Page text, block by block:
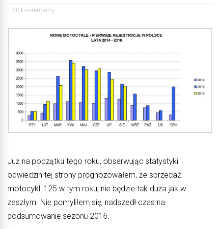
20 komentarzy
Już na początku tego roku, obserwując statystyki
odwiedzin tej strony prognozowałem, że sprzedaż
motocykli 125 w tym roku, nie będzie tak duża jak w
zeszłym. Nie pomyliłem się, nadszedł czas na
podsumowanie sezonu 2016.